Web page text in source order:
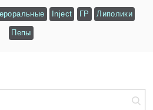
Inject ГР Липолики
Пепы